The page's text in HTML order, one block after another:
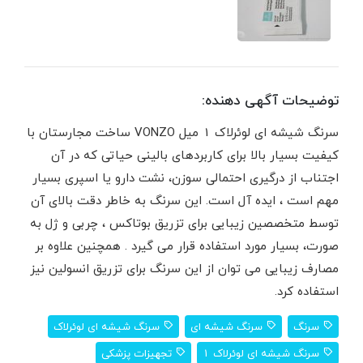
توضیحات آگهی دهنده:
سرنگ شیشه ای لوئرلاک 1 میل VONZO ساخت مجارستان با
کیفیت بسیار بالا برای کاربردهای بالینی حیاتی که در آن
اجتناب از درگیری احتمالی سوزن، نشت دارو یا اسپری بسیار
مهم است ، ایده آل است. این سرنگ به خاطر دقت بالای آن
توسط متخصصین زیبایی برای تزریق بوتاکس ، چربی و ژل به
صورت، بسیار مورد استفاده قرار می گیرد . همچنین علاوه بر
مصارف زیبایی می توان از این سرنگ برای تزریق انسولین نیز
استفاده کرد.
سرنگ سرنگ شیشه ای
سرنگ شیشه ای لوئرلاک
سرنگ شیشه ای لوئرلاک 1
تجهیزات پزشکی